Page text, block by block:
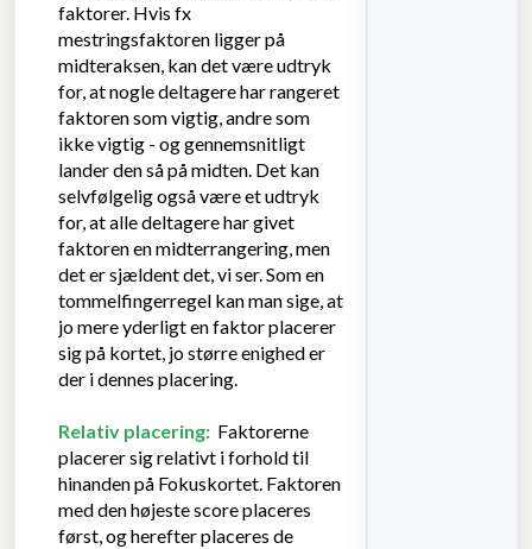
faktorer. Hvis fx
mestringsfaktoren ligger på
midteraksen, kan det være udtryk
for, at nogle deltagere har rangeret
faktoren som vigtig, andre som
ikke vigtig - og gennemsnitligt
lander den så på midten. Det kan
selvfølgelig også være et udtryk
for, at alle deltagere har givet
faktoren en midterrangering, men
det er sjældent det, vi ser. Som en
tommelfingerregel kan man sige, at
jo mere yderligt en faktor placerer
sig på kortet, jo større enighed er
der i dennes placering.
Relativ placering: Faktorerne
placerer sig relativt i forhold til
hinanden på Fokuskortet. Faktoren
med den højeste score placeres
først, og herefter placeres de